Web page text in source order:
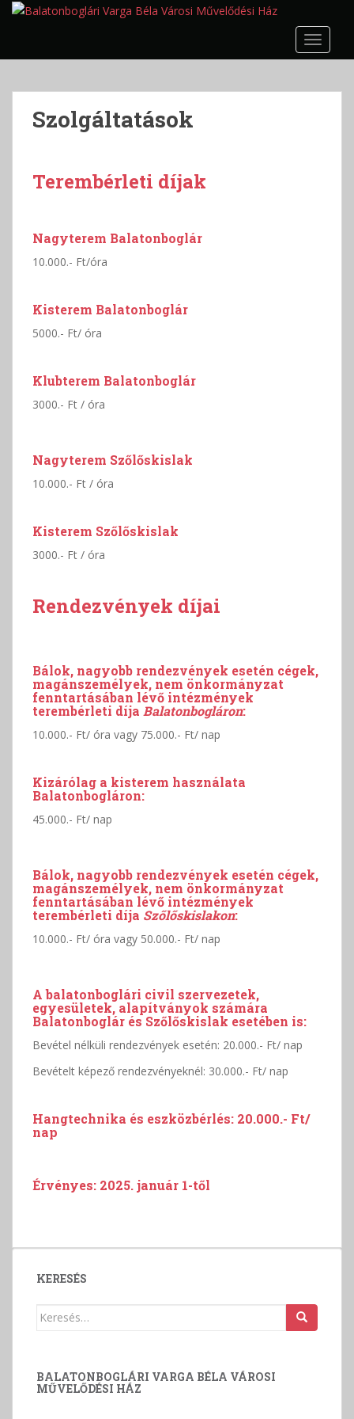
p
Szolgáltatások
Terembérleti díjak
Nagyterem Balatonboglár
10.000.- Ft/óra
Kisterem Balatonboglár
5000.- Ft/ óra
Klubterem Balatonboglár
3000.- Ft / óra
Nagyterem Szőlőskislak
10.000.- Ft / óra
Kisterem Szőlőskislak
3000.- Ft / óra
Rendezvények díjai
Bálok, nagyobb rendezvények esetén cégek,
magánszemélyek, nem önkormányzat
fenntartásában lévő intézmények
terembérleti díja Balatonbogláron:
10.000.- Ft/ óra vagy 75.000.- Ft/ nap
Kizárólag a kisterem használata
Balatonbogláron:
45.000.- Ft/ nap
Bálok, nagyobb rendezvények esetén cégek,
magánszemélyek, nem önkormányzat
fenntartásában lévő intézmények
terembérleti díja Szőlőskislakon:
10.000.- Ft/ óra vagy 50.000.- Ft/ nap
A balatonboglári civil szervezetek,
egyesületek, alapítványok számára
Balatonboglár és Szőlőskislak esetében is:
Bevétel nélküli rendezvények esetén: 20.000.- Ft/ nap
Bevételt képező rendezvényeknél: 30.000.- Ft/ nap
Hangtechnika és eszközbérlés: 20.000.- Ft/
nap
Érvényes: 2025. január 1-től
KERESÉS
Keresés:
BALATONBOGLÁRI VARGA BÉLA VÁROSI
MŰVELŐDÉSI HÁZ